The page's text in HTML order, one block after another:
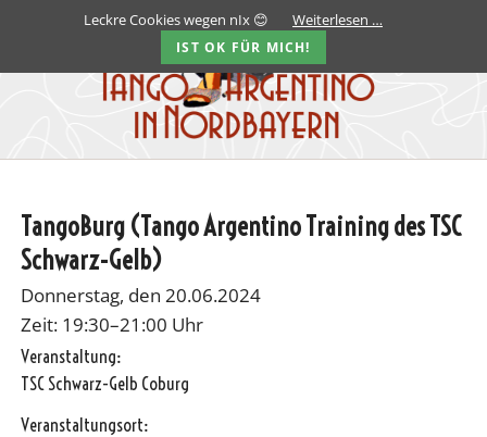
TangoBurg (Tango Argentino Training des TSC
Schwarz-Gelb)
Donnerstag, den 20.06.2024
Zeit: 19:30–21:00 Uhr
Veranstaltung:
TSC Schwarz-Gelb Coburg
Veranstaltungsort:
Leckre Cookies wegen nIx 😊 Weiterlesen …
IST OK FÜR MICH!